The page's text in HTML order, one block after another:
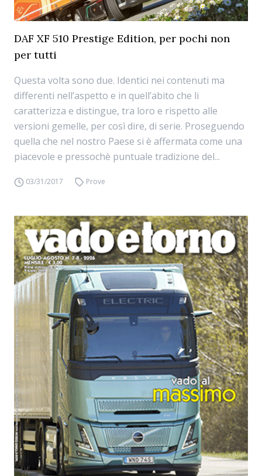
DAF XF 510 Prestige Edition, per pochi non
per tutti
Questa volta sono due. Identici nei contenuti ma
differenti nell’aspetto e in quell’abito che li
caratterizza e distingue, tra loro e rispetto alle
versioni gemelle, per così dire, di serie. Proseguendo
quella che nel nostro Paese si è affermata come una
piacevole e pressochè puntuale tradizione del...
03/31/2017 Prove